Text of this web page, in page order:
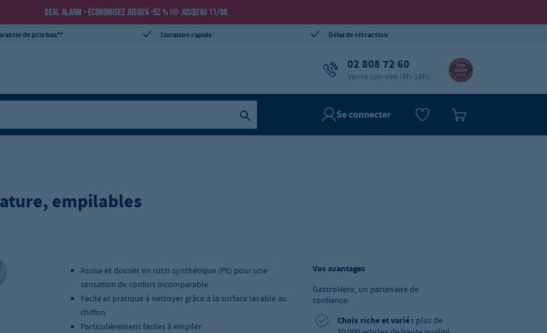
DEAL ALARM - ÉCONOMISEZ JUSQU’À -52 % ! JUSQU’AU 11/08.
de prix bas** Livraison rapide Délai de rétraction
02 808 72 60
Vente lun-ven (8h-18h)
Se connecter
empilables
Assise et dossier en rotin synthétique (PE) pour une
sensation de confort incomparable
Facile et pratique à nettoyer grâce à la surface lavable au
chiffon
Particulièrement faciles à empiler
Vos avantages
GastroHero, un partenaire de
confiance:
Choix riche et varié : plus de